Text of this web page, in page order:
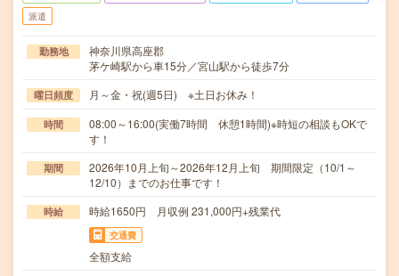
派遣
勤務地
神奈川県高座郡
茅ケ崎駅から車15分／宮山駅から徒歩7分
曜日頻度 月～金・祝(週5日) ※土日お休み！
時間
08:00～16:00(実働7時間 休憩1時間)※時短の相談もOKで
す！
期間
2026年10月上旬～2026年12月上旬 期間限定（10/1～
12/10）までのお仕事です！
時給 時給1650円 月収例 231,000円+残業代
交通費
全額支給